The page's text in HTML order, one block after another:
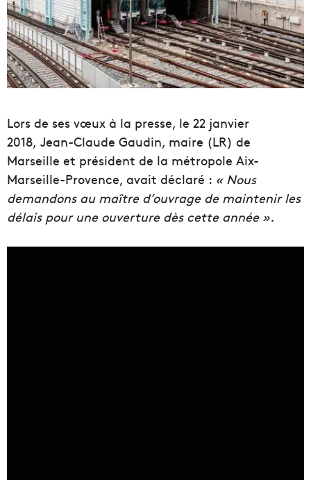
Lors de ses vœux à la presse, le 22 janvier
2018, Jean-Claude Gaudin, maire (LR) de
Marseille et président de la métropole Aix-
Marseille-Provence, avait déclaré : « Nous
demandons au maître d’ouvrage de maintenir les
délais pour une ouverture dès cette année ».